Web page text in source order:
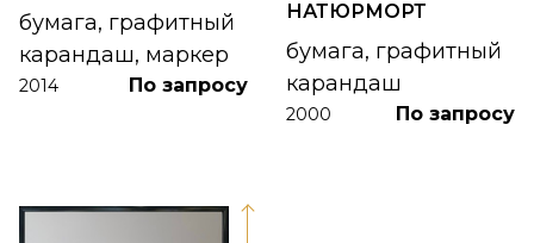
бумага, графитный
карандаш, маркер
2014 По запросу
НАТЮРМОРТ
бумага, графитный
карандаш
2000 По запросу